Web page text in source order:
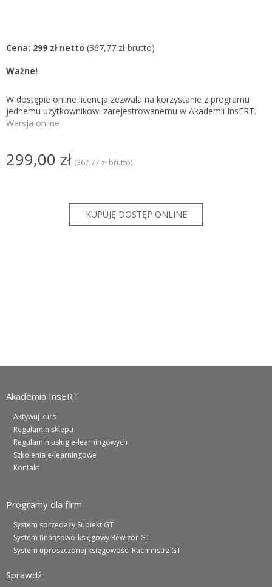
Cena: 299 zł netto (367,77 zł brutto)
Ważne!
W dostępie online licencja zezwala na korzystanie z programu
jednemu użytkownikowi zarejestrowanemu w Akademii InsERT.
Wersja online
299,00 zł (367,77 zł brutto)
Akademia InsERT
Aktywuj kurs
Regulamin sklepu
Regulamin usług e-learningowych
Szkolenia e-learningowe
Kontakt
Programy dla firm
System sprzedaży Subiekt GT
System finansowo-księgowy Rewizor GT
System uproszczonej księgowości Rachmistrz GT
Sprawdź